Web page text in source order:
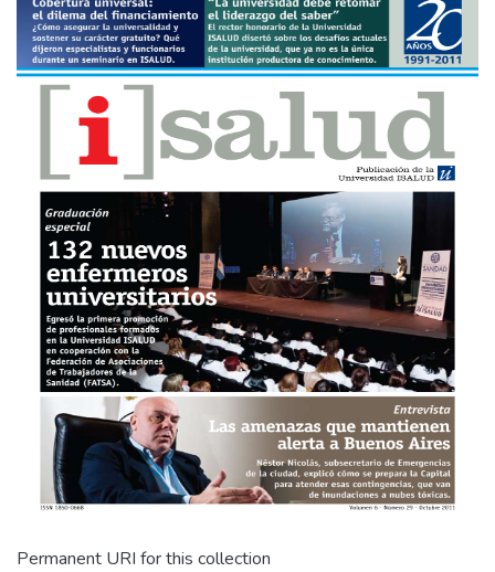
Permanent URI for this collection